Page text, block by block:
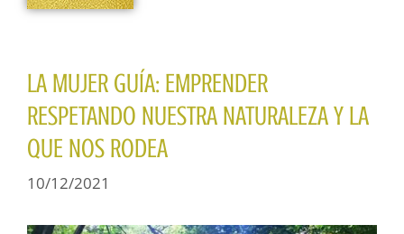
LA MUJER GUÍA: EMPRENDER
RESPETANDO NUESTRA NATURALEZA Y LA
QUE NOS RODEA
10/12/2021